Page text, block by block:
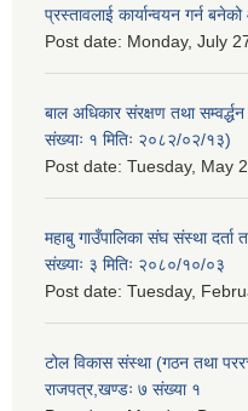
प्रस्तावलाई कार्यान्वयन गर्न
Post date: Monday, July
बाल अधिकार संरक्षण तथा
संख्याः १ मितिः २०८२/०२/१३)
Post date: Tuesday, May
महाबु गाउँपालिका संघ संस्था
संख्याः ३ मितिः २०८०/१०/०३
Post date: Tuesday,
टोल विकास संस्था (गठन तथा
राजपत्र,खण्डः ७ संख्या १